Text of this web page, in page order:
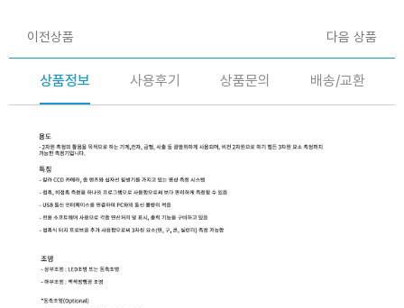
이전상품 다음 상품
상품정보 사용후기 상품문의 배송/교환